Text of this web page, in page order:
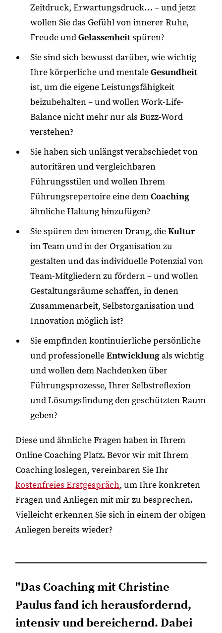
Zeitdruck, Erwartungsdruck… – und jetzt
wollen Sie das Gefühl von innerer Ruhe,
Freude undGelassenheitspüren?
Sie sind sich bewusst darüber, wie wichtig
Ihre körperliche und mentaleGesundheit
ist, um die eigene Leistungsfähigkeit
beizubehalten – und wollen Work-Life-
Balance nicht mehr nur als Buzz-Word
verstehen?
Sie haben sich unlängst verabschiedet von
autoritären und vergleichbaren
Führungsstilen und wollen Ihrem
Führungsrepertoire eine demCoaching
ähnliche Haltung hinzufügen?
Sie spüren den inneren Drang, dieKultur
im Team und in der Organisation zu
gestalten und das individuelle Potenzial von
Team-Mitgliedern zu fördern – und wollen
Gestaltungsräume schaffen, in denen
Zusammenarbeit, Selbstorganisation und
Innovation möglich ist?
Sie empfinden kontinuierliche persönliche
und professionelleEntwicklung als wichtig
und wollen dem Nachdenken über
Führungsprozesse, Ihrer Selbstreflexion
und Lösungsfindung den geschützten Raum
geben?
Diese und ähnliche Fragen haben in Ihrem
Online Coaching Platz. Bevor wir mit Ihrem
Coaching loslegen, vereinbaren Sie Ihr
kostenfreies Erstgespräch, um Ihre konkreten
Fragen und Anliegen mit mir zu besprechen.
Vielleicht erkennen Sie sich in einem der obigen
Anliegen bereits wieder?
"Das Coaching mit Christine
Paulus fand ich herausfordernd,
intensiv und bereichernd. Dabei